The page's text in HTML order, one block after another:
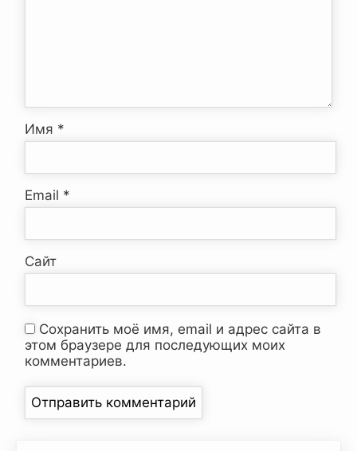
Имя *
Email *
Сайт
Сохранить моё имя, email и адрес сайта в
этом браузере для последующих моих
комментариев.